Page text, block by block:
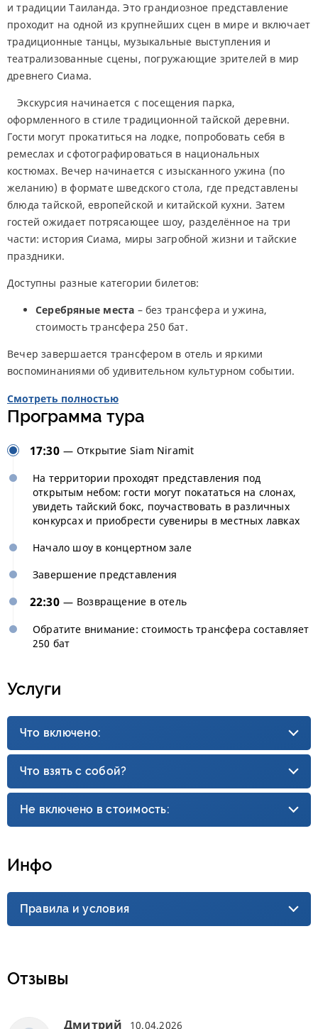
и традиции Таиланда. Это грандиозное представление
проходит на одной из крупнейших сцен в мире и включает
традиционные танцы, музыкальные выступления и
театрализованные сцены, погружающие зрителей в мир
древнего Сиама.
Экскурсия начинается с посещения парка,
оформленного в стиле традиционной тайской деревни.
Гости могут прокатиться на лодке, попробовать себя в
ремеслах и сфотографироваться в национальных
костюмах. Вечер начинается с изысканного ужина (по
желанию) в формате шведского стола, где представлены
блюда тайской, европейской и китайской кухни. Затем
гостей ожидает потрясающее шоу, разделённое на три
части: история Сиама, миры загробной жизни и тайские
праздники.
Доступны разные категории билетов:
Серебряные места – без трансфера и ужина,
стоимость трансфера 250 бат.
Вечер завершается трансфером в отель и яркими
воспоминаниями об удивительном культурном событии.
Смотреть полностью
Программа тура
17:30 Открытие Siam Niramit
На территории проходят представления под
открытым небом: гости могут покататься на слонах,
увидеть тайский бокс, поучаствовать в различных
конкурсах и приобрести сувениры в местных лавках
Начало шоу в концертном зале
Завершение представления
22:30 Возвращение в отель
Обратите внимание: стоимость трансфера составляет
250 бат
Услуги
Что включено:
Что взять с собой?
Не включено в стоимость:
Инфо
Правила и условия
Отзывы
Дмитрий 10.04.2026